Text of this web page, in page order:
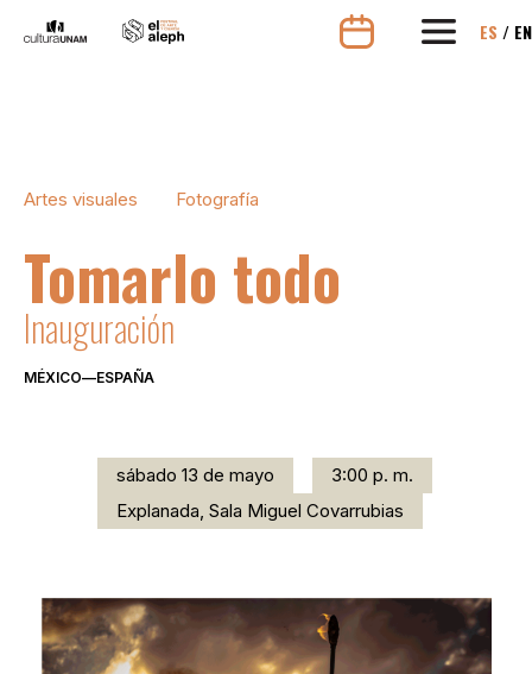
ES / EN
Artes visuales Fotografía
Tomarlo todo
Inauguración
MÉXICO—ESPAÑA
sábado 13 de mayo
3:00 p. m.
Explanada, Sala Miguel Covarrubias